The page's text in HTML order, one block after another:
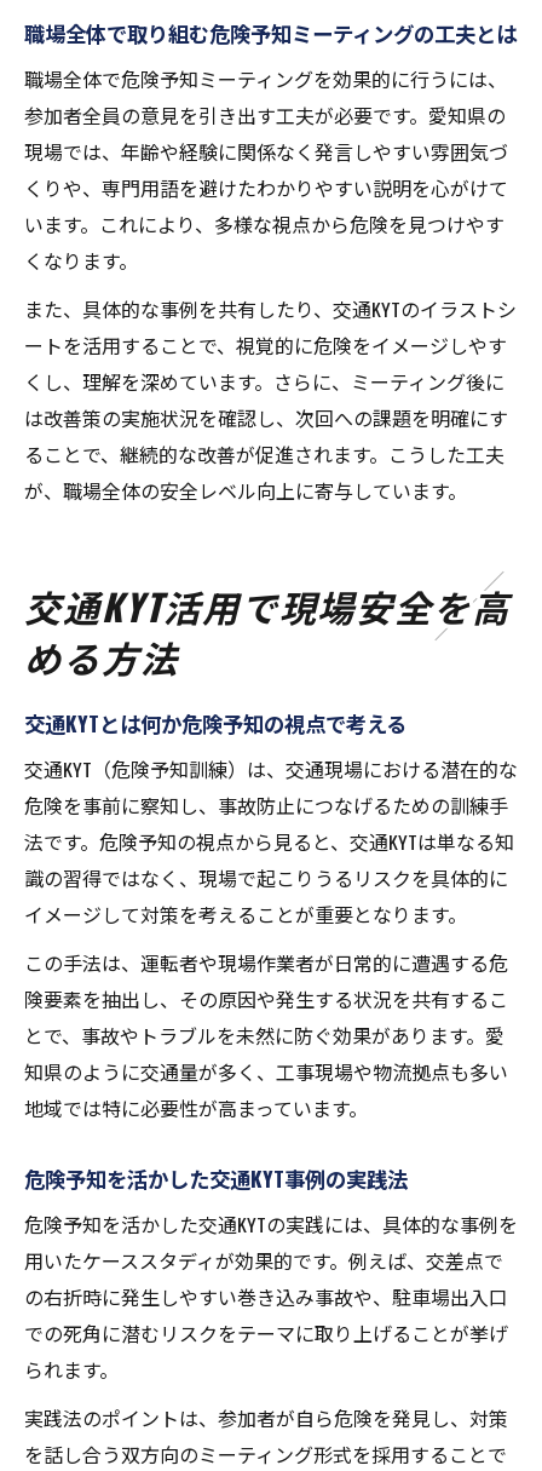
職場全体で取り組む危険予知ミーティングの工夫とは
職場全体で危険予知ミーティングを効果的に行うには、
参加者全員の意見を引き出す工夫が必要です。愛知県の
現場では、年齢や経験に関係なく発言しやすい雰囲気づ
くりや、専門用語を避けたわかりやすい説明を心がけて
います。これにより、多様な視点から危険を見つけやす
くなります。
また、具体的な事例を共有したり、交通KYTのイラストシ
ートを活用することで、視覚的に危険をイメージしやす
くし、理解を深めています。さらに、ミーティング後に
は改善策の実施状況を確認し、次回への課題を明確にす
ることで、継続的な改善が促進されます。こうした工夫
が、職場全体の安全レベル向上に寄与しています。
交通KYT活用で現場安全を高
める方法
交通KYTとは何か危険予知の視点で考える
交通KYT（危険予知訓練）は、交通現場における潜在的な
危険を事前に察知し、事故防止につなげるための訓練手
法です。危険予知の視点から見ると、交通KYTは単なる知
識の習得ではなく、現場で起こりうるリスクを具体的に
イメージして対策を考えることが重要となります。
この手法は、運転者や現場作業者が日常的に遭遇する危
険要素を抽出し、その原因や発生する状況を共有するこ
とで、事故やトラブルを未然に防ぐ効果があります。愛
知県のように交通量が多く、工事現場や物流拠点も多い
地域では特に必要性が高まっています。
危険予知を活かした交通KYT事例の実践法
危険予知を活かした交通KYTの実践には、具体的な事例を
用いたケーススタディが効果的です。例えば、交差点で
の右折時に発生しやすい巻き込み事故や、駐車場出入口
での死角に潜むリスクをテーマに取り上げることが挙げ
られます。
実践法のポイントは、参加者が自ら危険を発見し、対策
を話し合う双方向のミーティング形式を採用することで